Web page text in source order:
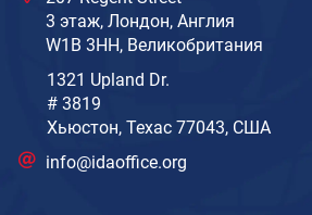
3 этаж, Лондон, Англия
W1B 3HH, Великобритания
1321 Upland Dr.
# 3819
Хьюстон, Техас 77043, США
info@idaoffice.org